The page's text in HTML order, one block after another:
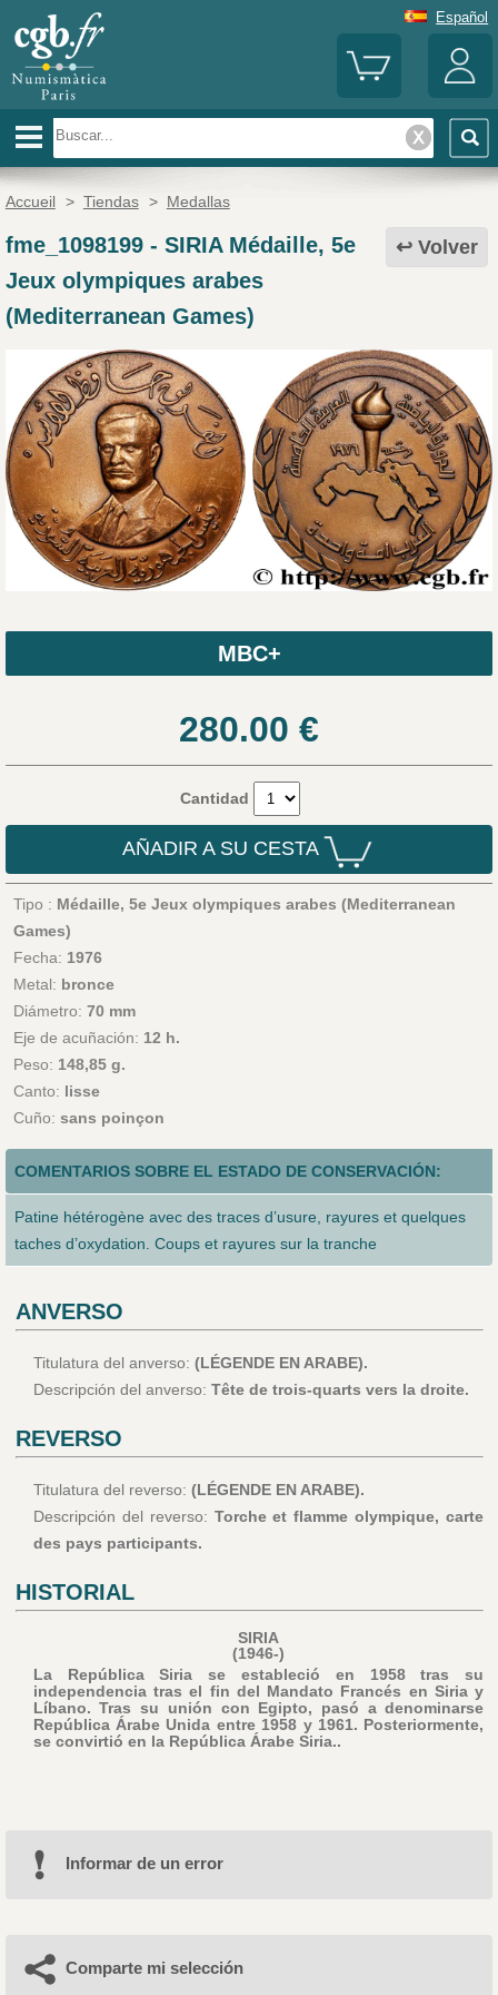
Español
Accueil > Tiendas > Medallas
Volver
fme_1098199- SIRIA Médaille, 5e
Jeux olympiques arabes
(Mediterranean Games)
MBC+
280.00 €
Cantidad
AÑADIR A SU CESTA
Tipo : Médaille, 5e Jeux olympiques arabes (Mediterranean
Games)
Fecha: 1976
Metal: bronce
Diámetro: 70 mm
Eje de acuñación: 12 h.
Peso: 148,85 g.
Canto: lisse
Cuño: sans poinçon
COMENTARIOS SOBRE EL ESTADO DE CONSERVACIÓN:
Patine hétérogène avec des traces d’usure, rayures et quelques
taches d’oxydation. Coups et rayures sur la tranche
ANVERSO
Titulatura del anverso: (LÉGENDE EN ARABE).
Descripción del anverso: Tête de trois-quarts vers la droite.
REVERSO
Titulatura del reverso: (LÉGENDE EN ARABE).
Descripción del reverso: Torche et flamme olympique, carte
des pays participants.
HISTORIAL
SIRIA
(1946-)
La República Siria se estableció en 1958 tras su
independencia tras el fin del Mandato Francés en Siria y
Líbano. Tras su unión con Egipto, pasó a denominarse
República Árabe Unida entre 1958 y 1961. Posteriormente,
se convirtió en la República Árabe Siria..
Informar de un error
Comparte mi selección